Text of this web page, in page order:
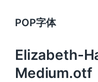
POP字体
Elizabeth-
Medium.otf